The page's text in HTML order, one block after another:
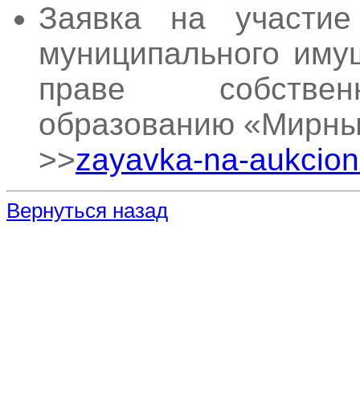
Заявка на
муниципального
праве
образованию
>>zayavka-na-
Вернуться назад